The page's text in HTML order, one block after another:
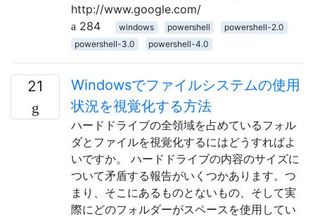
http://www.google.com/
284
windows powershell
powershell-2.0
powershell-3.0
powershell-4.0
21
Windowsでファイルシステムの使用
状況を視覚化する方法
ハードドライブの全領域を占めているフォル
ダとファイルを視覚化するにはどうすればよ
いですか。 ハードドライブの内容のサイズに
ついて矛盾する報告がいくつかあります。つ
まり、そこにあるものとないもの、そして実
際にどのフォルダーがスペースを使用してい